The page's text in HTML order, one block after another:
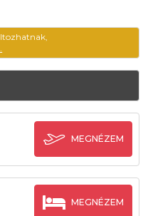
MEGNÉZEM
MEGNÉZEM